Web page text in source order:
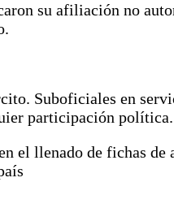
su afiliación no
Suboficiales en
participación política.
el llenado de fichas